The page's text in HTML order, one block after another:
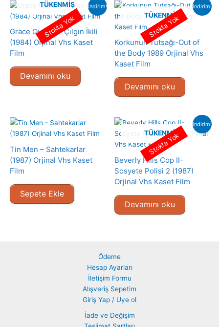
indirim!
TÜKENMIŞ
Grace Quigley- Çılgın İkili
(1984) Orjinal Vhs Kaset
Film
Devamını oku
Stokta Yok
indirim!
TÜKENMIŞ
Korkunun Tutsağı-Out of
the Body 1989 Orjinal Vhs
Kaset Film
Devamını oku
Stokta Yok
Tin Men – Sahtekarlar
(1987) Orjinal Vhs Kaset
Film
Sepete Ekle
indirim!
TÜKENMIŞ
Beverly Hills Cop II-
Sosyete Polisi 2 (1987)
Orjinal Vhs Kaset Film
Devamını oku
Stokta Yok
Ödeme
Hesap Ayarları
İletişim Formu
Alışveriş Sepetim
Giriş Yap / Uye ol
İade ve Değişim